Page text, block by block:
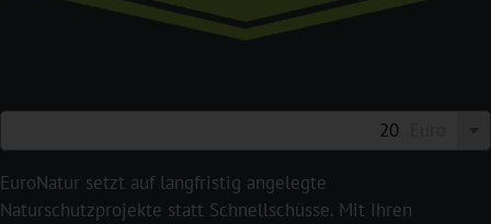
EuroNatur setzt auf langfristig angelegte
Naturschutzprojekte statt Schnellschüsse. Mit Ihren